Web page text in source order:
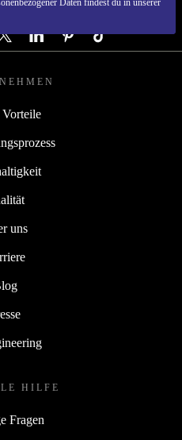
Daten findest du in unserer
UNS
uns
HILFE
Fragen